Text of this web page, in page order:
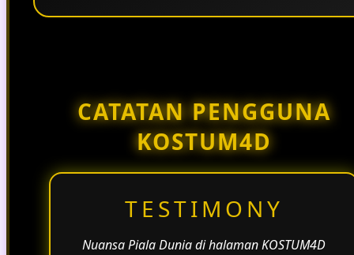
CATATAN PENGGUNA
KOSTUM4D
TESTIMONY
Nuansa Piala Dunia di halaman KOSTUM4D